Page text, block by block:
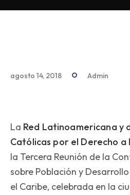
agosto 14, 2018 Admin
La Red Latinoamericana y
Católicas por el Derecho a
la Tercera Reunión de la
sobre Población y
el Caribe, celebrada en la